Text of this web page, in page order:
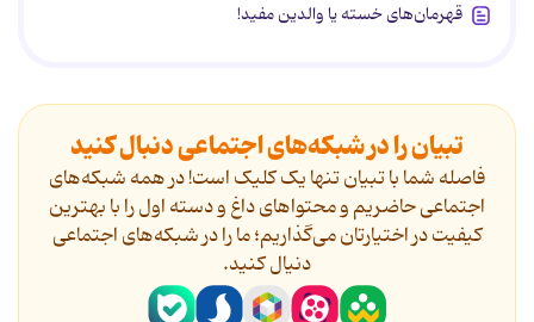
قهرمان‌های خسته یا والدین مفید!
تبیان را در شبکه‌های اجتماعی دنبال کنید
فاصله شما با تبیان تنها یک کلیک است! در همه شبکه‌های
اجتماعی حاضریم و محتواهای داغ و دسته اول را با بهترین
کیفیت در اختیارتان می‌گذاریم؛ ما را در شبکه‌های اجتماعی
دنیال کنید.